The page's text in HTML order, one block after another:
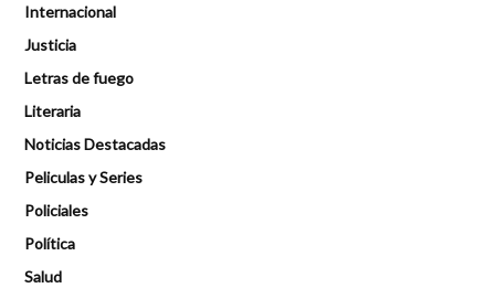
Internacional
Justicia
Letras de fuego
Literaria
Noticias Destacadas
Peliculas y Series
Policiales
Política
Salud